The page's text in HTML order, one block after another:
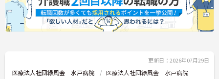
更新日：2026年07月29日
医療法人社団緑風会 水戸病院 医療法人社団緑風会 水戸病院